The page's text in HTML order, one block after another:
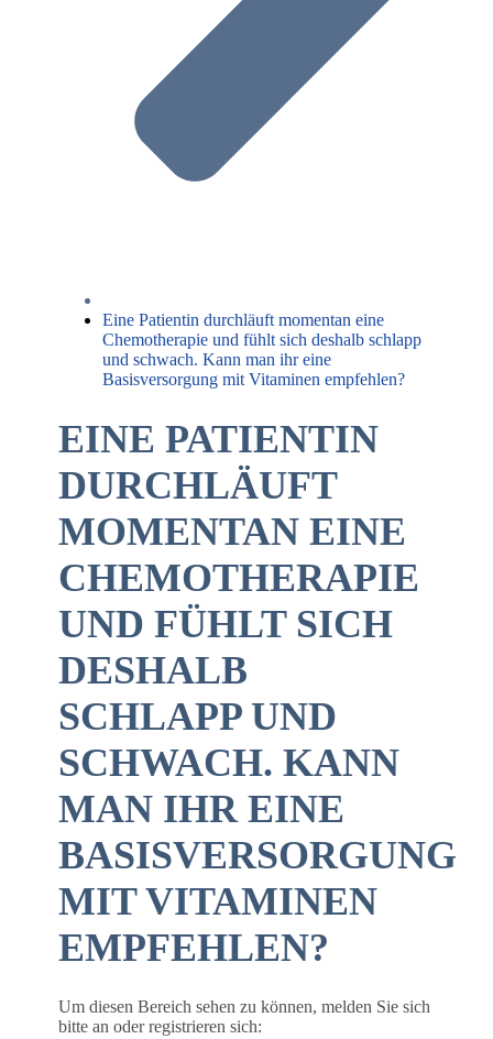
Eine Patientin durchläuft momentan eine
Chemotherapie und fühlt sich deshalb schlapp
und schwach. Kann man ihr eine
Basisversorgung mit Vitaminen empfehlen?
EINE PATIENTIN
DURCHLÄUFT
MOMENTAN EINE
CHEMOTHERAPIE
UND FÜHLT SICH
DESHALB
SCHLAPP UND
SCHWACH. KANN
MAN IHR EINE
BASISVERSORGUNG
MIT VITAMINEN
EMPFEHLEN?
Um diesen Bereich sehen zu können, melden Sie sich
bitte an oder registrieren sich: